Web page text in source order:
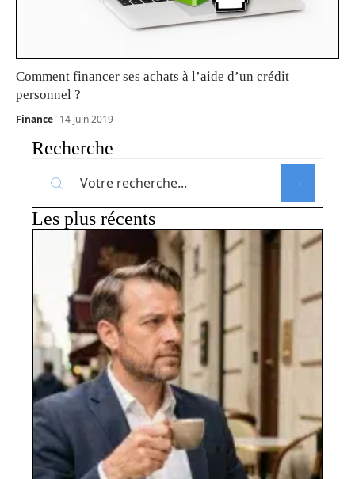
Comment financer ses achats à l’aide d’un crédit
personnel ?
Finance 14 juin 2019
Recherche
Les plus récents